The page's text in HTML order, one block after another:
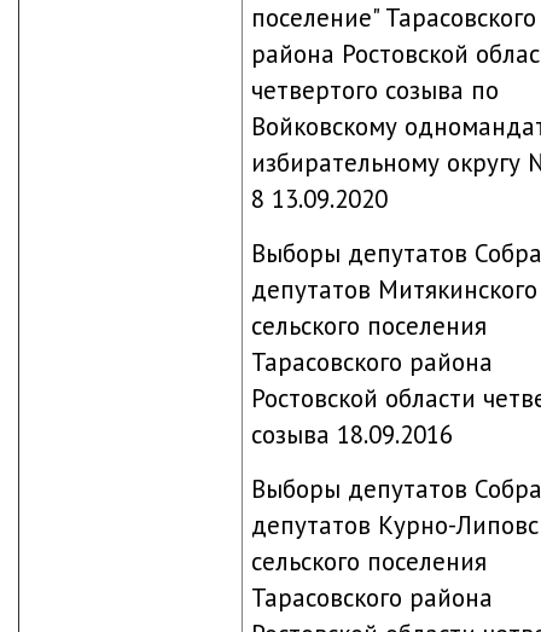
поселение" Тарасовского
района Ростовской
четвертого созыва по
Войковскому
избирательному округу
8 13.09.2020
Выборы депутатов
депутатов Митякинского
сельского поселения
Тарасовского района
Ростовской области
созыва 18.09.2016
Выборы депутатов
депутатов Курно-
сельского поселения
Тарасовского района